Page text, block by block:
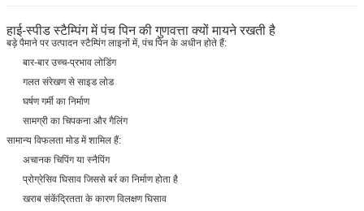
हाई-स्पीड स्टैम्पिंग में पंच पिन की गुणवत्ता क्यों मायने रखती है
बड़े पैमाने पर उत्पादन स्टैम्पिंग लाइनों में, पंच पिन के अधीन होते हैं:
बार-बार उच्च-प्रभाव लोडिंग
गलत संरेखण से साइड लोड
घर्षण गर्मी का निर्माण
सामग्री का चिपकना और गैलिंग
सामान्य विफलता मोड में शामिल हैं:
अचानक चिपिंग या स्नैपिंग
प्रोग्रेसिव घिसाव जिससे बर्र का निर्माण होता है
खराब संकेंद्रितता के कारण विलक्षण घिसाव